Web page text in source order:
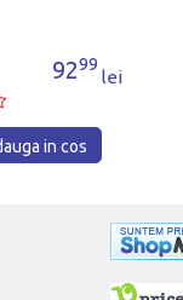
9299
lei
in cos